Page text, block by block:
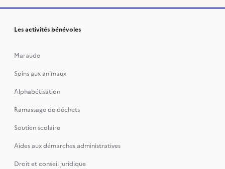
Les activités bénévoles
Maraude
Soins aux animaux
Alphabétisation
Ramassage de déchets
Soutien scolaire
Aides aux démarches administratives
Droit et conseil juridique